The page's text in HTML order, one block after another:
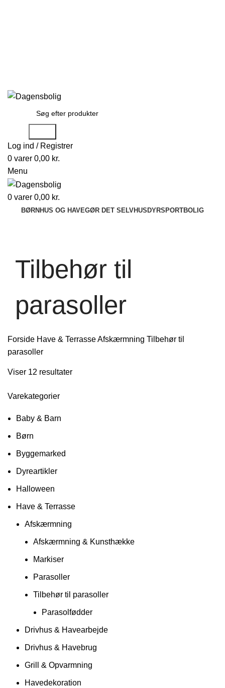
Log ind / Registrer
0 varer 0,00 kr.
Menu
0 varer 0,00 kr.
BØRNHUS OG HAVEGØR DET SELVHUSDYRSPORTBOLIG
Tilbehør til
parasoller
Forside Have & TerrasseAfskærmning Tilbehør til
parasoller
Viser 12 resultater
Varekategorier
Baby & Barn
Børn
Byggemarked
Dyreartikler
Halloween
Have & Terrasse
Afskærmning
Afskærmning & Kunsthække
Markiser
Parasoller
Tilbehør til parasoller
Parasolfødder
Drivhus & Havearbejde
Drivhus & Havebrug
Grill & Opvarmning
Havedekoration